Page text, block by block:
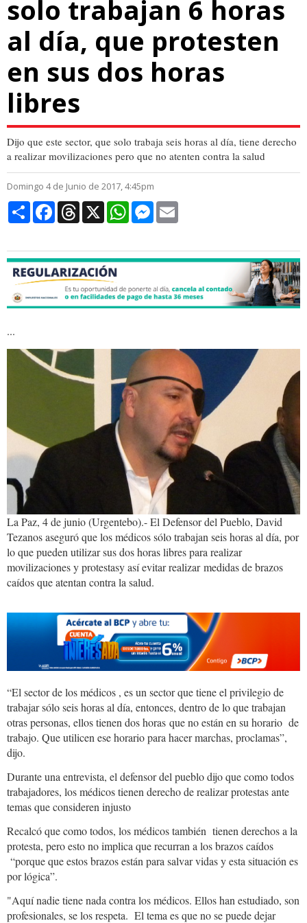
solo trabajan 6 horas
al día, que protesten
en sus dos horas
libres
Dijo que este sector, que solo trabaja seis horas al día, tiene derecho
a realizar movilizaciones pero que no atenten contra la salud
Domingo 4 de Junio de 2017, 4:45pm
CompartirFacebookThreads
X WhatsAppMessenger
...
david_tezanos_0.jpg
La Paz, 4 de junio (Urgentebo).- El Defensor del Pueblo, David
Tezanos aseguró que los médicos sólo trabajan seis horas al día, por
lo que pueden utilizar sus dos horas libres para realizar
movilizaciones y protestasy así evitar realizar medidas de brazos
caídos que atentan contra la salud.
“El sector de los médicos , es un sector que tiene el privilegio de
trabajar sólo seis horas al día, entonces, dentro de lo que trabajan
otras personas, ellos tienen dos horas que no están en su horario de
trabajo. Que utilicen ese horario para hacer marchas, proclamas”,
dijo.
Durante una entrevista, el defensor del pueblo dijo que como todos
trabajadores, los médicos tienen derecho de realizar protestas ante
temas que consideren injusto
Recalcó que como todos, los médicos también tienen derechos a la
protesta, pero esto no implica que recurran a los brazos caídos
“porque que estos brazos están para salvar vidas y esta situación es
por lógica”.
"Aquí nadie tiene nada contra los médicos. Ellos han estudiado, son
profesionales, se los respeta. El tema es que no se puede dejar